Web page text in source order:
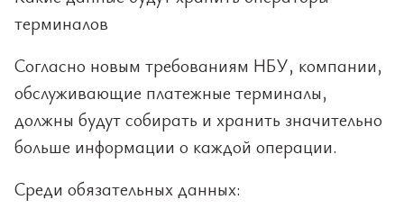
терминалов
Согласно новым требованиям НБУ, компании,
обслуживающие платежные терминалы,
должны будут собирать и хранить значительно
больше информации о каждой операции.
Среди обязательных данных: